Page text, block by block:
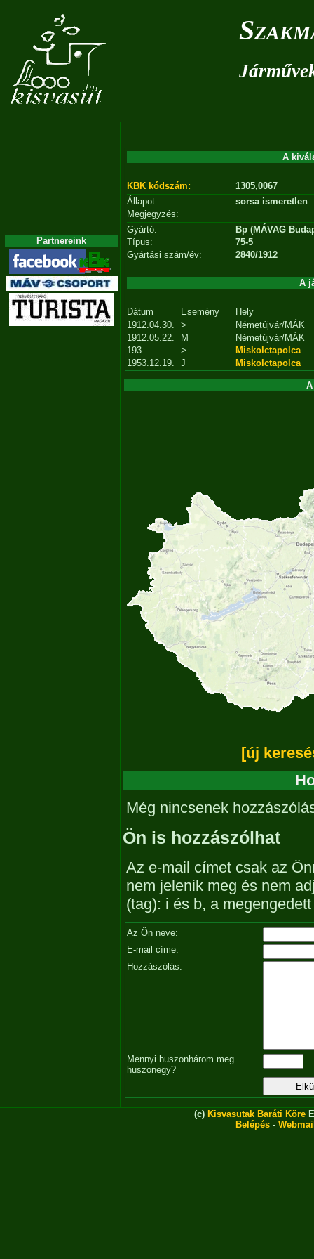
Partnereink
A
KBK kódszám:
1305,0067
Állapot:
sorsa ismeretlen
Megjegyzés:
Gyártó:
Bp (MÁVAG
Típus:
75-5
Gyártási szám/év:
2840/1912
A
Dátum Esemény
Hely
1912.04.30.
>
Németújvár/MÁK
1912.05.22.
M
Németújvár/MÁK
193........
>
Miskolctapolca
1953.12.19.
J Miskolctapolca
[új
Még nincsenek
Ön is hozzászólhat
Az e-mail címet csak az
nem jelenik meg és nem
(tag): i és b, a
Az Ön neve:
E-mail címe:
Hozzászólás:
Mennyi huszonhárom meg
huszonegy?
(c) Kisvasutak Baráti Köre
Belépés -